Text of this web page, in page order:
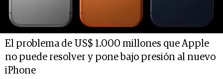
El problema de US$ 1.000 millones que Apple
no puede resolver y pone bajo presión al nuevo
iPhone